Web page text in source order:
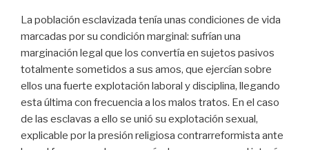
La población esclavizada tenía unas condiciones de vida
marcadas por su condición marginal: sufrían una
marginación legal que los convertía en sujetos pasivos
totalmente sometidos a sus amos, que ejercían sobre
ellos una fuerte explotación laboral y disciplina, llegando
esta última con frecuencia a los malos tratos. En el caso
de las esclavas a ello se unió su explotación sexual,
explicable por la presión religiosa contrarreformista ante